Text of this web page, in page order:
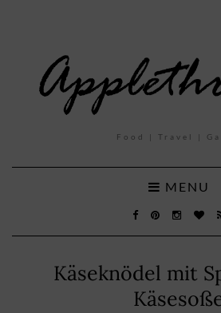
Food | Travel |
MENU
Käseknödel mit